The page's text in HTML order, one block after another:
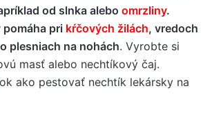
od slnka alebo omrzliny.
pri kŕčových žilách, vredoch
plesniach na nohách. Vyrobte si
masť alebo nechtíkový čaj.
ako pestovať nechtík lekársky na